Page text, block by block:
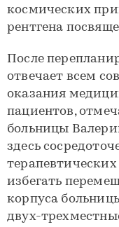
космических
рентгена
После
отвечает всем
оказания
пациентов,
больницы
здесь
избегать
корпуса
двух-